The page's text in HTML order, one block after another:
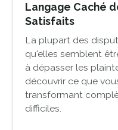
Langage Caché
Satisfaits
La plupart des
qu'elles semblent
à dépasser les
découvrir ce que
transformant
difficiles.